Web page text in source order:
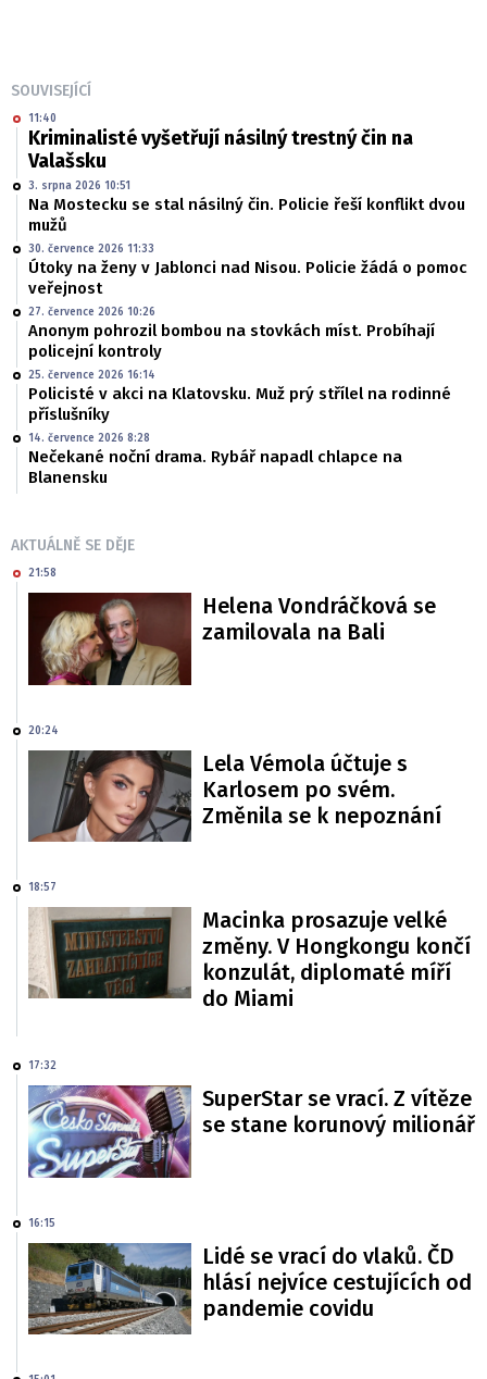
SOUVISEJÍCÍ
11:40
Kriminalisté vyšetřují násilný trestný čin na
Valašsku
3. srpna 2026 10:51
Na Mostecku se stal násilný čin. Policie řeší konflikt dvou
mužů
30. července 2026 11:33
Útoky na ženy v Jablonci nad Nisou. Policie žádá o pomoc
veřejnost
27. července 2026 10:26
Anonym pohrozil bombou na stovkách míst. Probíhají
policejní kontroly
25. července 2026 16:14
Policisté v akci na Klatovsku. Muž prý střílel na rodinné
příslušníky
14. července 2026 8:28
Nečekané noční drama. Rybář napadl chlapce na
Blanensku
AKTUÁLNĚ SE DĚJE
21:58
Helena Vondráčková se
zamilovala na Bali
20:24
Lela Vémola účtuje s
Karlosem po svém.
Změnila se k nepoznání
18:57
Macinka prosazuje velké
změny. V Hongkongu končí
konzulát, diplomaté míří
do Miami
17:32
SuperStar se vrací. Z vítěze
se stane korunový milionář
16:15
Lidé se vrací do vlaků. ČD
hlásí nejvíce cestujících od
pandemie covidu